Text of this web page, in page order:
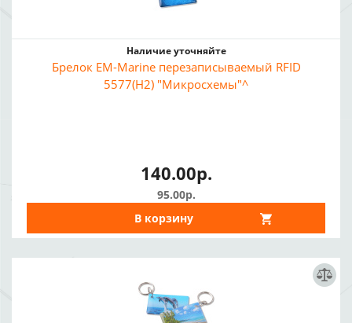
Наличие уточняйте
Брелок EM-Marine перезаписываемый RFID
5577(H2) "Микросхемы"^
140.00р.
95.00р.
В корзину